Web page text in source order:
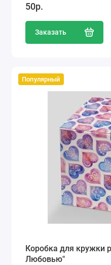
50р.
Заказать
Популярный
Коробка для кружки
Любовью"